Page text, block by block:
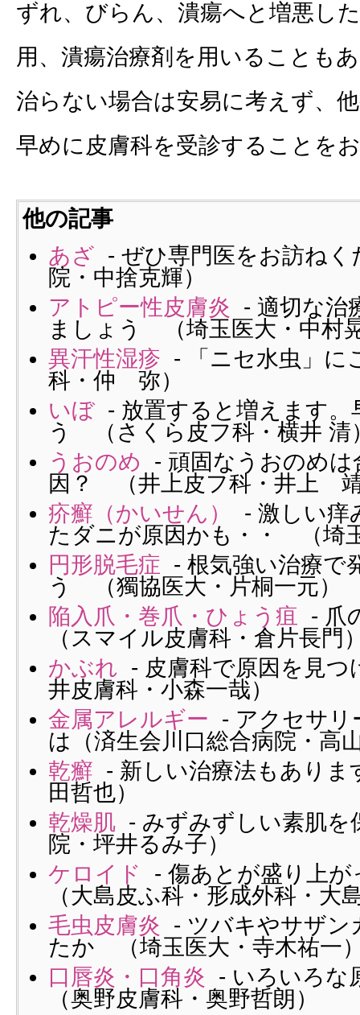
ずれ、びらん、潰瘍へと増悪し
用、潰瘍治療剤を用いることも
治らない場合は安易に考えず、
早めに皮膚科を受診することを
他の記事
あざ - ぜひ専門医をお訪ね
院・中捨克輝）
アトピー性皮膚炎 - 適切な治
ましょう （埼玉医大・中村
異汗性湿疹 - 「ニセ水虫」
科・仲 弥）
いぼ- 放置すると増えます。
う （さくら皮フ科・横井 清
うおのめ - 頑固なうおのめ
因？ （井上皮フ科・井上
疥癬（かいせん）
- 激しい痒
たダニが原因かも・・ （埼
円形脱毛症 - 根気強い治療で
う （獨協医大・片桐一元）
陥入爪・巻爪・ひょう疽 - 爪
（スマイル皮膚科・倉片長門
かぶれ - 皮膚科で原因を見
井皮膚科・小森一哉）
金属アレルギー - アクセサリ
は（済生会川口総合病院・高
乾癬 - 新しい治療法もあり
田哲也）
乾燥肌 - みずみずしい素肌
院・坪井るみ子）
ケロイド
- 傷あとが盛り上
（大島皮ふ科・形成外科・大
毛虫皮膚炎 - ツバキやサザン
たか （埼玉医大・寺木祐一
口唇炎・口角炎 - いろいろ
（奥野皮膚科・奥野哲朗）